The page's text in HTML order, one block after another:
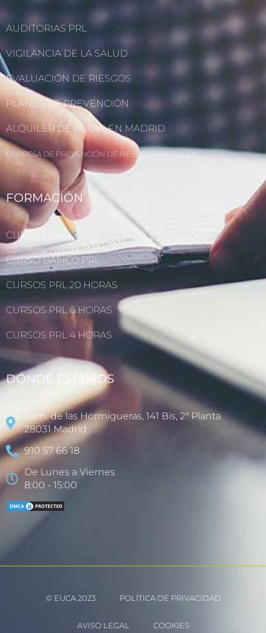
AUDITORIAS PRL
VIGILANCIA DE LA SALUD
EVALUACIÓN DE RIESGOS
PLANES DE PREVENCIÓN
ALQUILER DE AULAS EN MADRID
EMPRESA DE PREVENCIÓN DE RIESGOS LABORALES
FORMACIÓN
CURSOS PRL
CURSO BÁSICO PRL
CURSOS PRL 20 HORAS
CURSOS PRL 6 HORAS
CURSOS PRL 4 HORAS
DÓNDE ESTAMOS
Cam. de las Hormigueras, 141 Bis, 2ª Planta
28031 Madrid
910 57 66 18
De Lunes a Viernes
8:00 - 15:00
© EUCA 2023 POLÍTICA DE PRIVACIDAD
AVISO LEGAL COOKIES